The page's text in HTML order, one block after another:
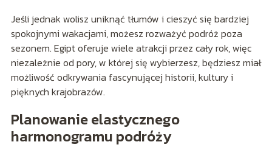
Jeśli jednak wolisz uniknąć tłumów i cieszyć się bardziej
spokojnymi wakacjami, możesz rozważyć podróż poza
sezonem. Egipt oferuje wiele atrakcji przez cały rok, więc
niezależnie od pory, w której się wybierzesz, będziesz miał
możliwość odkrywania fascynującej historii, kultury i
pięknych krajobrazów.
Planowanie elastycznego
harmonogramu podróży